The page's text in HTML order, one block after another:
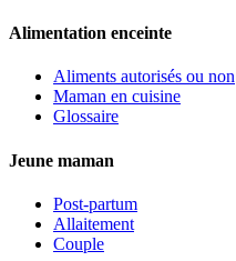
Alimentation enceinte
Aliments autorisés ou non
Maman en cuisine
Glossaire
Jeune maman
Post-partum
Allaitement
Couple